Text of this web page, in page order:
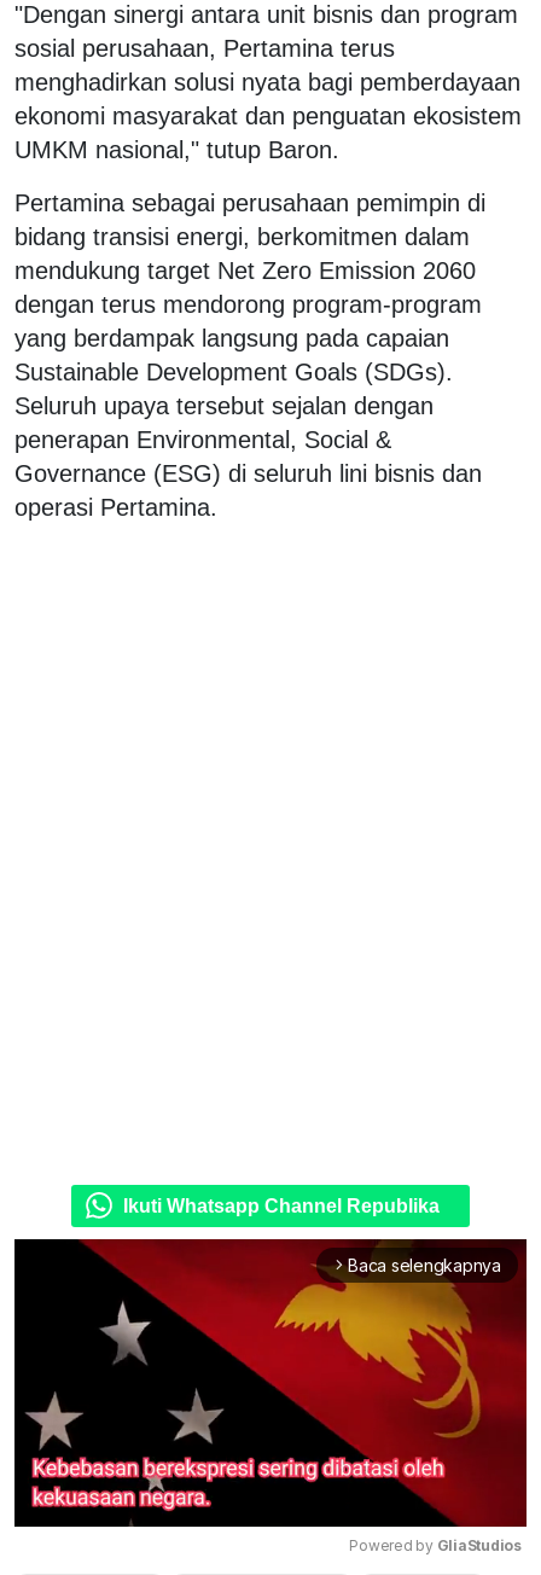
‎"Dengan sinergi antara unit bisnis dan program
sosial perusahaan, Pertamina terus
menghadirkan solusi nyata bagi pemberdayaan
ekonomi masyarakat dan penguatan ekosistem
UMKM nasional," tutup Baron.
‎Pertamina sebagai perusahaan pemimpin di
bidang transisi energi, berkomitmen dalam
mendukung target Net Zero Emission 2060
dengan terus mendorong program-program
yang berdampak langsung pada capaian
Sustainable Development Goals (SDGs).
Seluruh upaya tersebut sejalan dengan
penerapan Environmental, Social &
Governance (ESG) di seluruh lini bisnis dan
operasi Pertamina.
Ikuti Whatsapp Channel Republika
arrow_forward_ios Baca selengkapnya
Powered by GliaStudios